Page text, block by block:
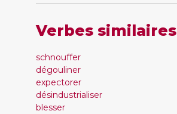
Verbes similaires
schnouffer
dégouliner
expectorer
désindustrialiser
blesser